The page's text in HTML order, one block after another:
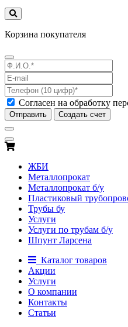
Корзина покупателя
Согласен на обработку
Отправить Создать счет
ЖБИ
Металлопрокат
Металлопрокат б/у
Пластиковый
Трубы бу
Услуги
Услуги по трубам б/у
Шпунт Ларсена
Каталог товаров
Акции
Услуги
О компании
Контакты
Статьи